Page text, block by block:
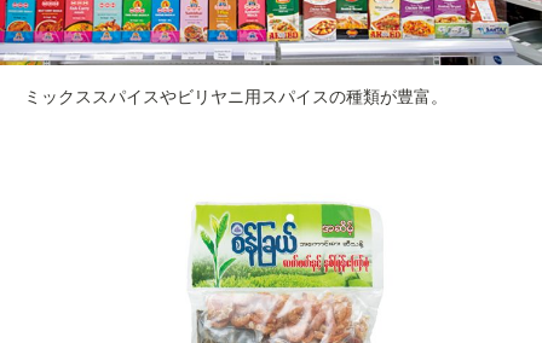
ミックススパイスやビリヤニ用スパイスの種類が豊富。